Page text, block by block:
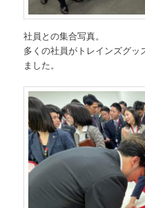
社員との集合写真。
多くの社員がトレインズグ
ました。